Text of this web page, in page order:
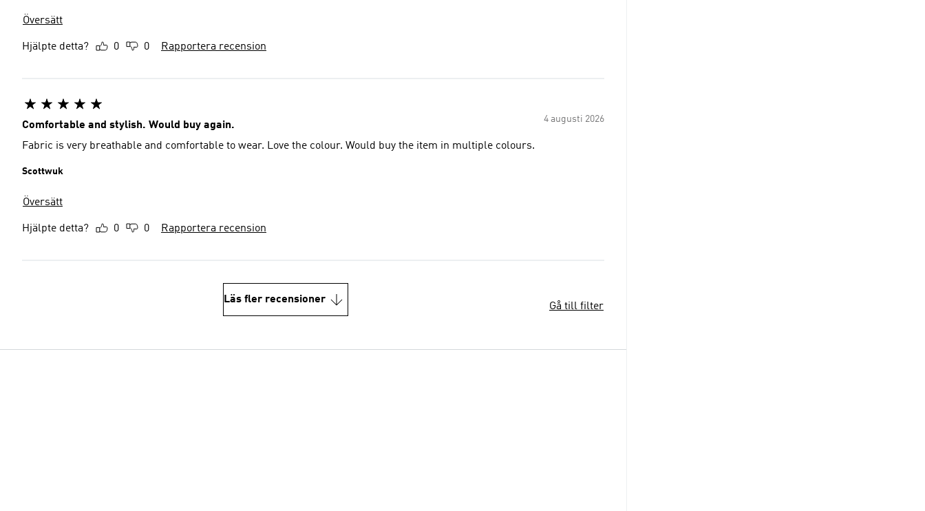
Översätt
Hjälpte detta? 0 0 Rapportera recension
4 augusti 2026
Comfortable and stylish. Would buy again.
Fabric is very breathable and comfortable to wear. Love the colour. Would buy the item in multiple colours.
Scottwuk
Översätt
Hjälpte detta? 0 0 Rapportera recension
Läs fler recensioner
Gå till filter